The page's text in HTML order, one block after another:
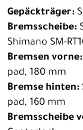
Gepäckträger:
Bremsscheibe:
Shimano SM-
Bremsen vorne:
pad, 180 mm
Bremse hinten:
pad, 160 mm
Bremsscheibe